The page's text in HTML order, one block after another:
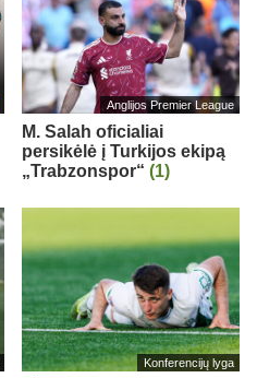
Anglijos Premier League
M. Salah oficialiai
persikėlė į Turkijos ekipą
„Trabzonspor“ (1)
Konferencijų lyga